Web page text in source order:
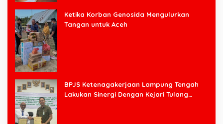
Ketika Korban Genosida Mengulurkan
Tangan untuk Aceh
BPJS Ketenagakerjaan Lampung Tengah
Lakukan Sinergi Dengan Kejari Tulang